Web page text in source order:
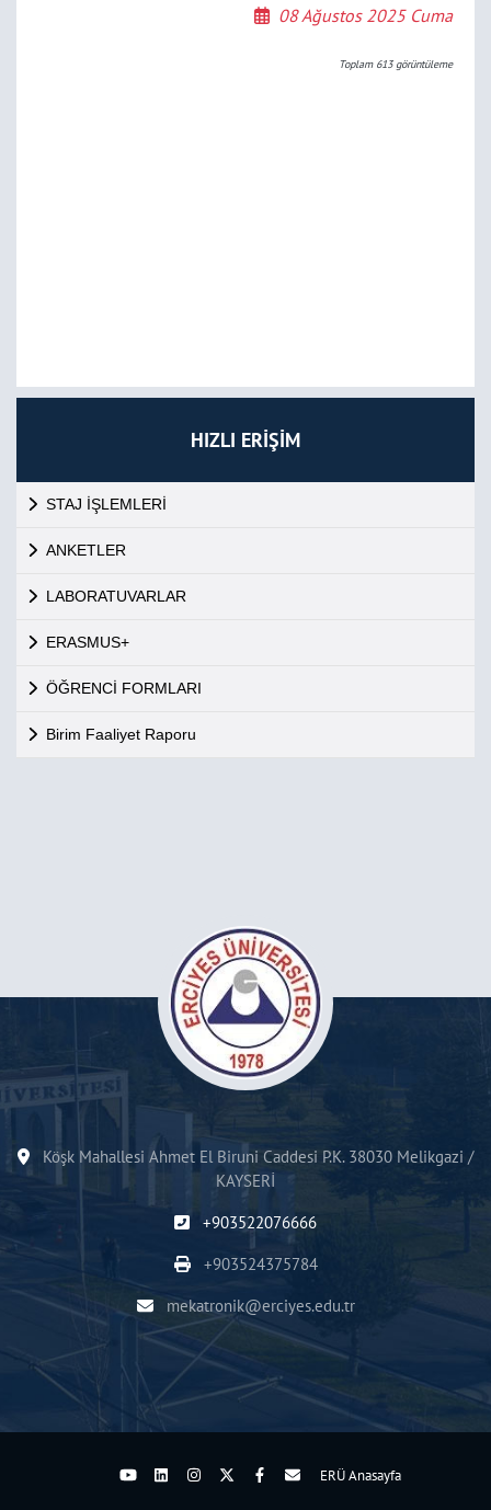
HIZLI ERİŞİM
STAJ İŞLEMLERİ
ANKETLER
LABORATUVARLAR
ERASMUS+
ÖĞRENCİ FORMLARI
Birim Faaliyet Raporu
08 Ağustos 2025 Cuma
Toplam 613görüntüleme
Köşk Mahallesi Ahmet El Biruni Caddesi P.K. 38030 Melikgazi /
KAYSERİ
+903522076666
+903524375784
mekatronik@erciyes.edu.tr
ERÜ Anasayfa